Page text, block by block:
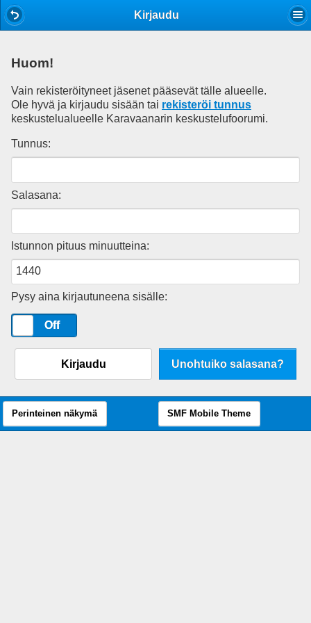
Kirjaudu
Huom!
Vain rekisteröityneet jäsenet pääsevät tälle alueelle.
Ole hyvä ja kirjaudu sisään tai rekisteröi tunnus
keskustelualueelle Karavaanarin keskustelufoorumi.
Tunnus:
Salasana:
Istunnon pituus minuutteina:
Pysy aina kirjautuneena sisälle:
Off
Kirjaudu Unohtuiko salasana?
Perinteinen näkymä SMF Mobile Theme